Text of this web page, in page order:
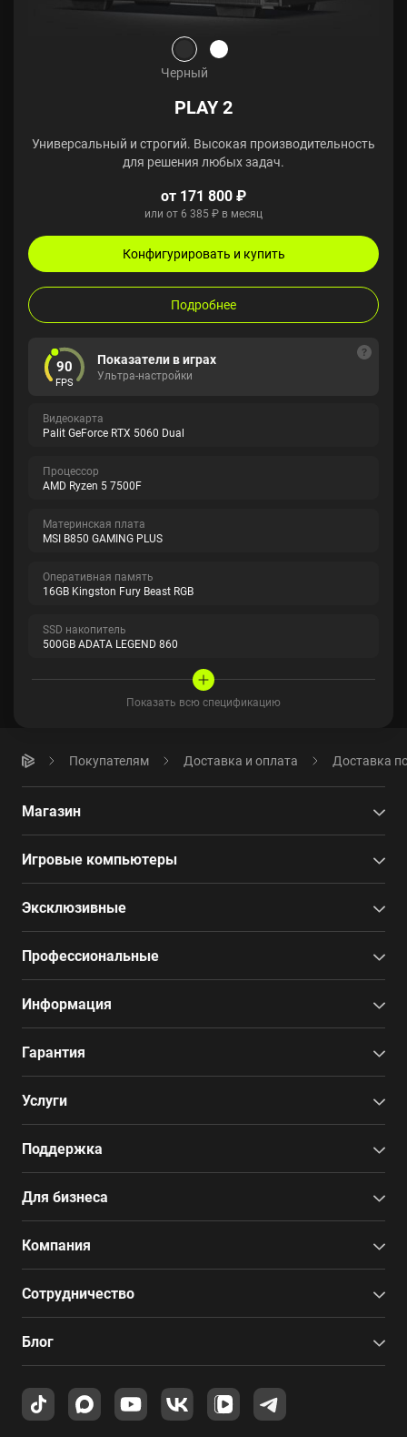
Черный
PLAY 2
Универсальный и строгий. Высокая производительность
для решения любых задач.
от 171 800 ₽
или от 6 385 ₽ в месяц
Конфигурировать и купить
Подробнее
90
FPS
Показатели в играх
Ультра-настройки
Видеокарта
Palit GeForce RTX 5060 Dual
Процессор
AMD Ryzen 5 7500F
Материнская плата
MSI B850 GAMING PLUS
Оперативная память
16GB Kingston Fury Beast RGB
SSD накопитель
500GB ADATA LEGEND 860
Показать всю спецификацию
Покупателям Доставка и оплата Доставка
Магазин
Игровые компьютеры
Эксклюзивные
Профессиональные
Информация
Гарантия
Услуги
Поддержка
Для бизнеса
Компания
Сотрудничество
Блог